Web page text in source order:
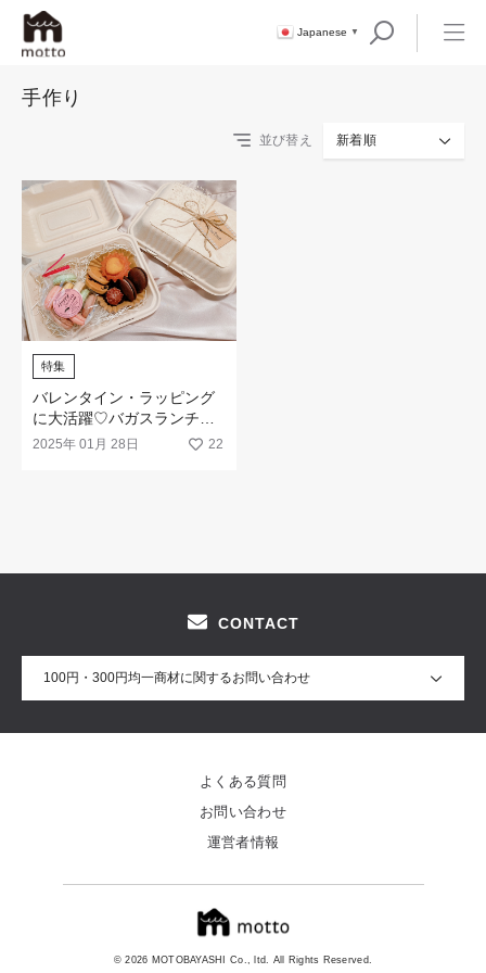
Japanese ▼
手作り
並び替え 新着順
特集
バレンタイン・ラッピング
に大活躍♡バガスランチボ
ックス
2025年 01月 28日 22
CONTACT
100円・300円均一商材に関するお問い合わせ
© 2026 MOTOBAYASHI Co., ltd. All Rights Reserved.
よくある質問
お問い合わせ
運営者情報